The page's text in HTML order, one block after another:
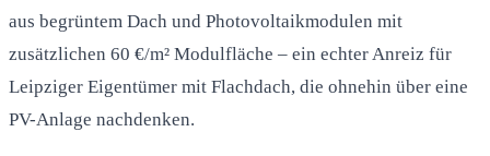
aus begrüntem Dach und Photovoltaikmodulen mit
zusätzlichen 60 €/m² Modulfläche – ein echter Anreiz für
Leipziger Eigentümer mit Flachdach, die ohnehin über eine
PV-Anlage nachdenken.